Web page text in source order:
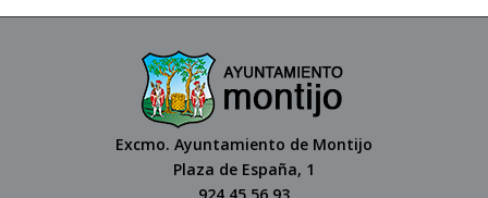
Excmo. Ayuntamiento de Montijo
Plaza de España, 1